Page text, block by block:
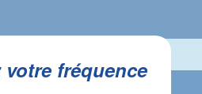
fréquence